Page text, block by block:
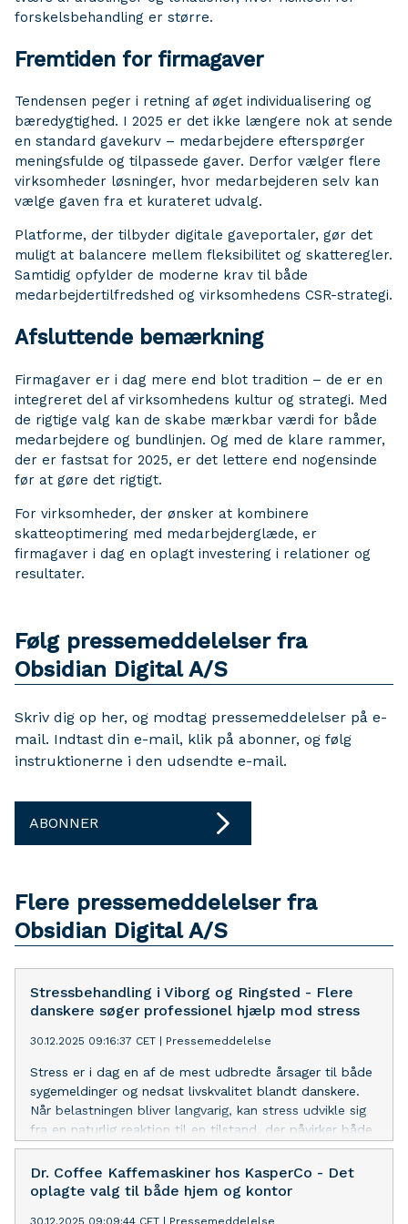
forskelsbehandling er større.
Fremtiden for firmagaver
Tendensen peger i retning af øget individualisering og
bæredygtighed. I 2025 er det ikke længere nok at sende
en standard gavekurv – medarbejdere efterspørger
meningsfulde og tilpassede gaver. Derfor vælger flere
virksomheder løsninger, hvor medarbejderen selv kan
vælge gaven fra et kurateret udvalg.
Platforme, der tilbyder digitale gaveportaler, gør det
muligt at balancere mellem fleksibilitet og skatteregler.
Samtidig opfylder de moderne krav til både
medarbejdertilfredshed og virksomhedens CSR-strategi.
Afsluttende bemærkning
Firmagaver er i dag mere end blot tradition – de er en
integreret del af virksomhedens kultur og strategi. Med
de rigtige valg kan de skabe mærkbar værdi for både
medarbejdere og bundlinjen. Og med de klare rammer,
der er fastsat for 2025, er det lettere end nogensinde
før at gøre det rigtigt.
For virksomheder, der ønsker at kombinere
skatteoptimering med medarbejderglæde, er
firmagaver i dag en oplagt investering i relationer og
resultater.
Følg pressemeddelelser fra
Obsidian Digital A/S
Skriv dig op her, og modtag pressemeddelelser på e-
mail. Indtast din e-mail, klik på abonner, og følg
instruktionerne i den udsendte e-mail.
ABONNER
Flere pressemeddelelser fra
Obsidian Digital A/S
Stressbehandling i Viborg og Ringsted - Flere
danskere søger professionel hjælp mod stress
30.12.2025 09:16:37 CET | Pressemeddelelse
Stress er i dag en af de mest udbredte årsager til både
sygemeldinger og nedsat livskvalitet blandt danskere.
Når belastningen bliver langvarig, kan stress udvikle sig
fra en naturlig reaktion til en tilstand, der påvirker både
krop, tanker og følelser. Derfor vælger flere og flere at
søge professionel hjælp, hvor der arbejdes med både
symptomer og de bagvedliggende årsager. Hos Kimose
Dr. Coffee Kaffemaskiner hos KasperCo - Det
oplagte valg til både hjem og kontor
30.12.2025 09:09:44 CET | Pressemeddelelse